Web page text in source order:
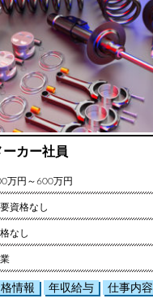
ーカー社員
万円～600万円
資格なし
なし
情報 年収給与 仕事内容